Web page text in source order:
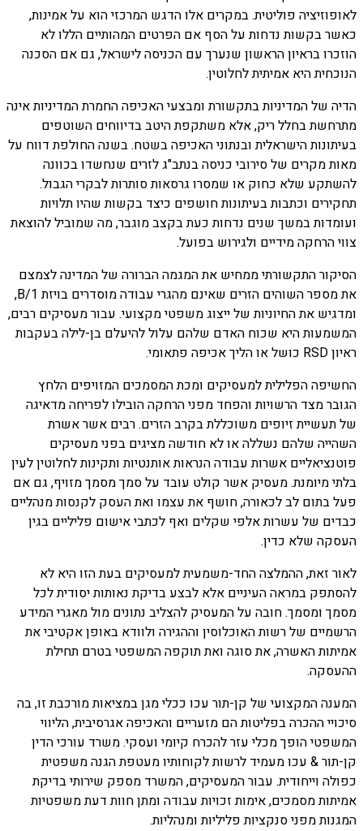
לאופוזיציה פוליטית. במקרים אלו הדגש המרכזי הוא על אמינות,
כאשר בקשות נדחות על הסף אם הפרטים המהותיים הללו לא
הוזכרו בראיון הראשון שנערך עם הכניסה לישראל, גם אם הסכנה
הנוכחית היא אמיתית לחלוטין.
הדיה של המדיניות בתקשורת ומבצעי האכיפה החמרת המדיניות אינה
מתרחשת בחלל ריק, אלא משתקפת היטב בדיווחים השוטפים
בעיתונות הישראלית ובנתוני האכיפה בשטח. בשנה החולפת דווח על
מאות מקרים של סירובי כניסה בנתב"ג לזרים שנחשדו בכוונה
להשתקע שלא כחוק או שמסרו גרסאות סותרות לבקרי הגבול.
תחקירים וכתבות בעיתונות חושפים כיצד בקשות שהיו תלויות
ועומדות במשך שנים נדחות כעת בקצב מוגבר, מה שמוביל להוצאת
צווי הרחקה מידיים ולגירוש בפועל.
הסיקור התקשורתי ממחיש את המגמה הברורה של המדינה לצמצם
את מספר השוהים הזרים שאינם מהגרי עבודה מוסדרים בויזת B/1,
ומדגיש את החיוניות של ייצוג משפטי מקצועי. עבור מעסיקים רבים,
המשמעות היא שכוח האדם שלהם עלול להיעלם בן-לילה בעקבות
ראיון RSD כושל או הליך אכיפה פתאומי.
החשיפה הפלילית למעסיקים ומכת המסמכים המזויפים הלחץ
הגובר מצד הרשויות והפחד מפני הרחקה הובילו לפריחה מדאיגה
של תעשיית זיופים משוכללת בקרב הזרים. רבים אשר אשרת
השהייה שלהם נשללה או לא חודשה מציגים בפני מעסיקים
פוטנציאליים אשרות עבודה הנראות אותנטיות ותקינות לחלוטין לעין
בלתי מיומנת. מעסיק אשר קולט עובד על סמך מסמך מזויף, גם אם
פעל בתום לב לכאורה, חושף את עצמו ואת העסק לקנסות מנהליים
כבדים של עשרות אלפי שקלים ואף לכתבי אישום פליליים בגין
העסקה שלא כדין.
לאור זאת, ההמלצה החד-משמעית למעסיקים בעת הזו היא לא
להסתפק במראה העיניים אלא לבצע בדיקת נאותות יסודית לכל
מסמך ומסמך. חובה על המעסיק להצליב נתונים מול מאגרי המידע
הרשמיים של רשות האוכלוסין וההגירה ולוודא באופן אקטיבי את
אמיתות האשרה, את סוגה ואת תוקפה המשפטי בטרם תחילת
ההעסקה.
המענה המקצועי של קן-תור עכו ככלי מגן במציאות מורכבת זו, בה
סיכויי ההכרה בפליטות הם מזעריים והאכיפה אגרסיבית, הליווי
המשפטי הופך מכלי עזר להכרח קיומי ועסקי. משרד עורכי הדין
קן-תור & עכו מעמיד לרשות לקוחותיו מעטפת הגנה משפטית
כפולה וייחודית. עבור המעסיקים, המשרד מספק שירותי בדיקת
אמיתות מסמכים, אימות זכויות עבודה ומתן חוות דעת משפטיות
המגנות מפני סנקציות פליליות ומנהליות.